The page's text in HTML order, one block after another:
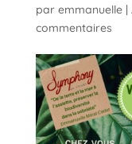
par emmanuelle|
commentaires